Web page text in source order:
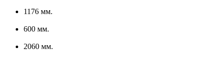
1176 мм.
600 мм.
2060 мм.